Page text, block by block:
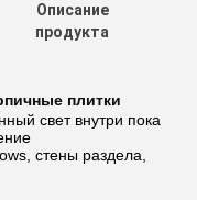
Описание
продукта
плитки
свет внутри пока
стены раздела,